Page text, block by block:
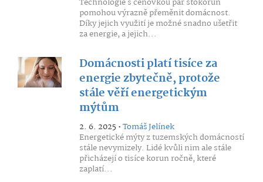
pomohou výrazně přeměnit domácnost.
Díky jejich využití je možné snadno ušetřit
za energie, a jejich...
Domácnosti platí tisíce za
energie zbytečně, protože
stále věří energetickým
mýtům
2. 6. 2025 •Tomáš Jelínek
Energetické mýty z tuzemských domácností
stále nevymizely. Lidé kvůli nim ale stále
přicházejí o tisíce korun ročně, které
zaplatí...